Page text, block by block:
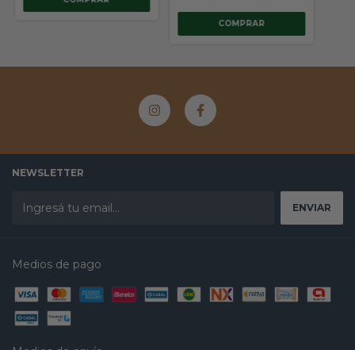
COMPRAR
NEWSLETTER
Medios de pago